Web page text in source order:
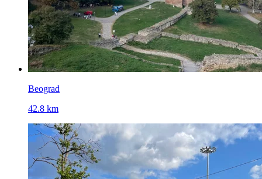
Beograd
42.8 km